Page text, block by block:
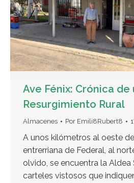
Ave Fénix: Crónica de
Resurgimiento Rural
Almacenes Por Emili8Rubert8
A unos kilómetros al oeste
entrerriana de Federal, al
olvido, se encuentra la Aldea
carteles vistosos que